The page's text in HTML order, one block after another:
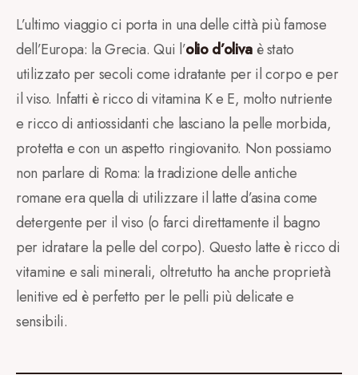
L’ultimo viaggio ci porta in una delle città più famose
dell’Europa: la Grecia. Qui l’olio d’olivaè stato
utilizzato per secoli come idratante per il corpo e per
il viso. Infatti è ricco di vitamina K e E, molto nutriente
e ricco di antiossidanti che lasciano la pelle morbida,
protetta e con un aspetto ringiovanito. Non possiamo
non parlare di Roma: la tradizione delle antiche
romane era quella di utilizzare il latte d’asina come
detergente per il viso (o farci direttamente il bagno
per idratare la pelle del corpo). Questo latte è ricco di
vitamine e sali minerali, oltretutto ha anche proprietà
lenitive ed è perfetto per le pelli più delicate e
sensibili.